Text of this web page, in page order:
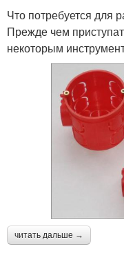
Что потребуется для
Прежде чем
некоторым
читать дальше →